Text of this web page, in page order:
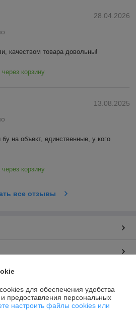
28.04.2026
качеством товара довольны!
корзину
13.08.2025
на объект, единственные, у кого
корзину
все отзывы
для обеспечения удобства
предоставления персональных
настроить файлы cookies или